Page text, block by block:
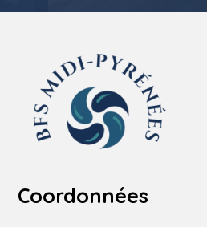
Coordonnées